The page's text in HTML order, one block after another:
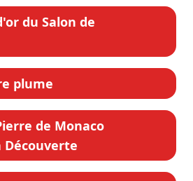
du Salon de
plume
de Monaco
Découverte